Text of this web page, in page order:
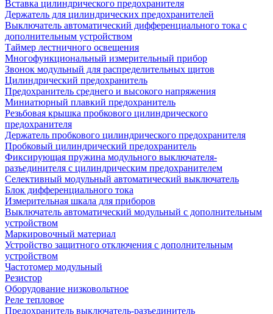
Вставка цилиндрического предохранителя
Держатель для цилиндрических предохранителей
Выключатель автоматический дифференциального тока с
дополнительным устройством
Таймер лестничного освещения
Многофункциональный измерительный прибор
Звонок модульный для распределительных щитов
Цилиндрический предохранитель
Предохранитель среднего и высокого напряжения
Миниатюрный плавкий предохранитель
Резьбовая крышка пробкового цилиндрического
предохранителя
Держатель пробкового цилиндрического предохранителя
Пробковый цилиндрический предохранитель
Фиксирующая пружина модульного выключателя-
разъединителя с цилиндрическим предохранителем
Селективный модульный автоматический выключатель
Блок дифференциального тока
Измерительная шкала для приборов
Выключатель автоматический модульный с дополнительным
устройством
Маркировочный материал
Устройство защитного отключения с дополнительным
устройством
Частотомер модульный
Резистор
Оборудование низковольтное
Реле тепловое
Предохранитель выключатель-разъединитель